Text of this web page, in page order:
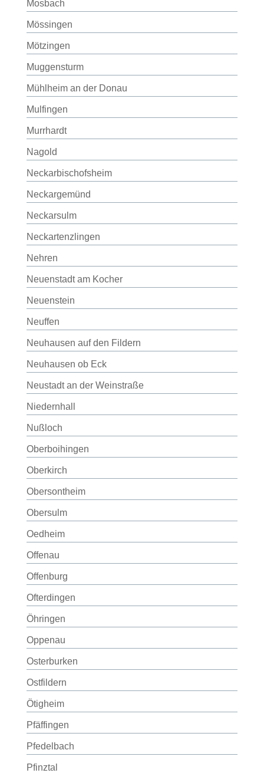
Mosbach
Mössingen
Mötzingen
Muggensturm
Mühlheim an der Donau
Mulfingen
Murrhardt
Nagold
Neckarbischofsheim
Neckargemünd
Neckarsulm
Neckartenzlingen
Nehren
Neuenstadt am Kocher
Neuenstein
Neuffen
Neuhausen auf den Fildern
Neuhausen ob Eck
Neustadt an der Weinstraße
Niedernhall
Nußloch
Oberboihingen
Oberkirch
Obersontheim
Obersulm
Oedheim
Offenau
Offenburg
Ofterdingen
Öhringen
Oppenau
Osterburken
Ostfildern
Ötigheim
Pfäffingen
Pfedelbach
Pfinztal